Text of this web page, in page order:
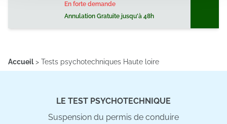
notre site avec nos partenaires de médias sociaux, de
publicité et d'analyse, qui peuvent combiner celles-ci
avec d'autres informations que vous leur avez fournies
En forte demande
Annulation Gratuite jusqu'à 48h
Accueil> Tests psychotechniques Haute loire
LE TEST PSYCHOTECHNIQUE
Suspension du permis de conduire